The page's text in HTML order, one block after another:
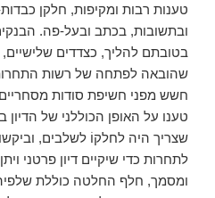
טענות רבות ומקיפות, חלקן
ובתשובות, בכתב ובעל-פה.
בטובתם להליך, כצדדים
שהובאה לפתחה של רשות
חשש מפני חשיפת סודות
טענו על האופן הכוללני של
שצריך היה לחלקוֹ לשלבים,
לתחרות כדי שיקיים דיון פרטני
ומסמך, חלף החלטה כוללת